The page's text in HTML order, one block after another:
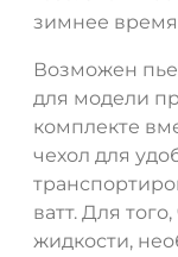
зимнее
Возможен
для модели
комплекте
чехол для
ватт. Для
жидкости,